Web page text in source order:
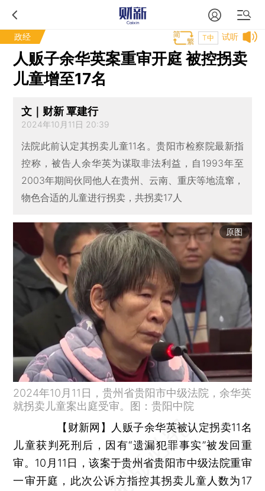
政经 试听
T中
人贩子余华英案重审开庭 被控拐卖
儿童增至17名
文｜财新 覃建行
2024年10月11日 20:39
法院此前认定其拐卖儿童11名。贵阳市检察院最新指
控称，被告人余华英为谋取非法利益，自1993年至
2003年期间伙同他人在贵州、云南、重庆等地流窜，
物色合适的儿童进行拐卖，共拐卖17人
原图
2024年10月11日，贵州省贵阳市中级法院，余华英
就拐卖儿童案出庭受审。图：贵阳中院
【财新网】
人贩子余华英被认定拐卖11名
儿童获判死刑后，因有“遗漏犯罪事实”被发回重
审。10月11日，该案于贵州省贵阳市中级法院重审
一审开庭，此次公诉方指控其拐卖儿童人数为17